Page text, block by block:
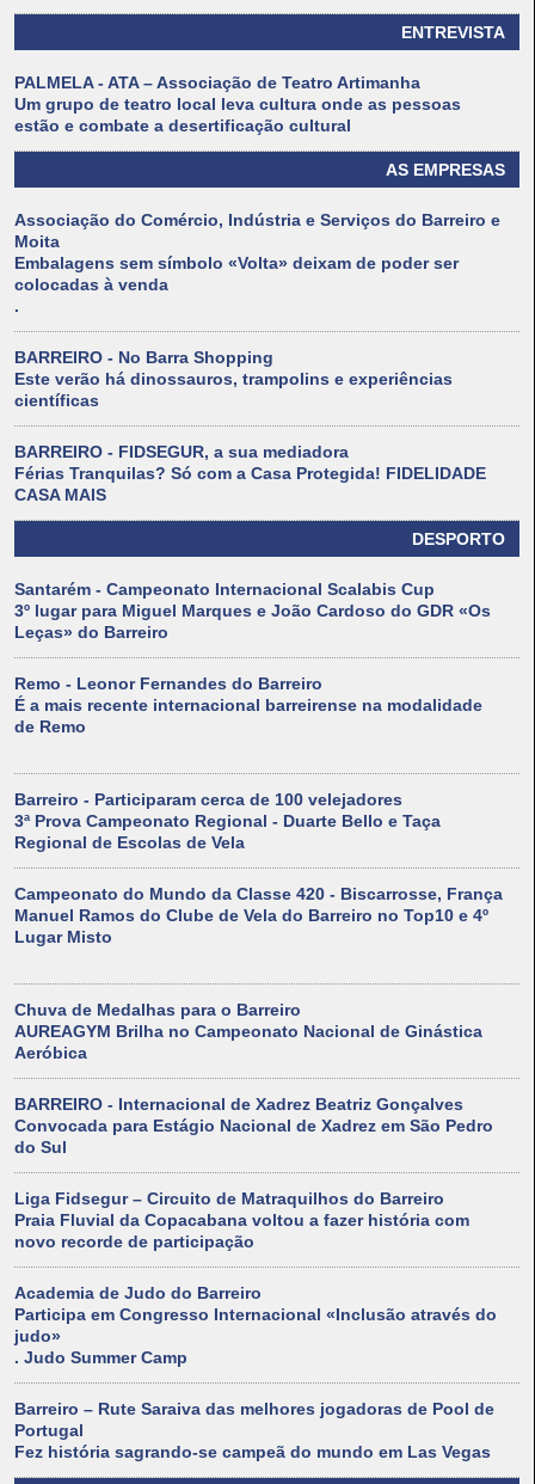
ENTREVISTA
PALMELA - ATA – Associação de Teatro Artimanha
Um grupo de teatro local leva cultura onde as pessoas
estão e combate a desertificação cultural
AS EMPRESAS
Associação do Comércio, Indústria e Serviços do Barreiro e
Moita
Embalagens sem símbolo «Volta» deixam de poder ser
colocadas à venda
.
BARREIRO - No Barra Shopping
Este verão há dinossauros, trampolins e experiências
científicas
BARREIRO - FIDSEGUR, a sua mediadora
Férias Tranquilas? Só com a Casa Protegida! FIDELIDADE
CASA MAIS
DESPORTO
Santarém - Campeonato Internacional Scalabis Cup
3º lugar para Miguel Marques e João Cardoso do GDR «Os
Leças» do Barreiro
Remo - Leonor Fernandes do Barreiro
É a mais recente internacional barreirense na modalidade
de Remo
Barreiro - Participaram cerca de 100 velejadores
3ª Prova Campeonato Regional - Duarte Bello e Taça
Regional de Escolas de Vela
Campeonato do Mundo da Classe 420 - Biscarrosse, França
Manuel Ramos do Clube de Vela do Barreiro no Top10 e 4º
Lugar Misto
Chuva de Medalhas para o Barreiro
AUREAGYM Brilha no Campeonato Nacional de Ginástica
Aeróbica
BARREIRO - Internacional de Xadrez Beatriz Gonçalves
Convocada para Estágio Nacional de Xadrez em São Pedro
do Sul
Liga Fidsegur – Circuito de Matraquilhos do Barreiro
Praia Fluvial da Copacabana voltou a fazer história com
novo recorde de participação
Academia de Judo do Barreiro
Participa em Congresso Internacional «Inclusão através do
judo»
. Judo Summer Camp
Barreiro – Rute Saraiva das melhores jogadoras de Pool de
Portugal
Fez história sagrando-se campeã do mundo em Las Vegas